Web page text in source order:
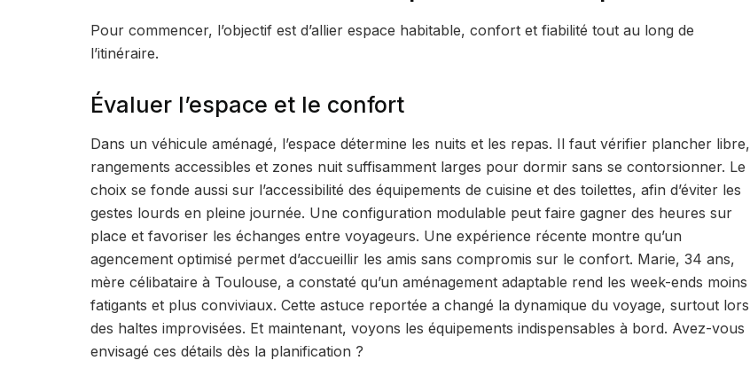
Pour commencer, l’objectif est d’allier espace habitable, confort et fiabilité tout au long de
l’itinéraire.
Évaluer l’espace et le confort
Dans un véhicule aménagé, l’espace détermine les nuits et les repas. Il faut vérifier plancher libre,
rangements accessibles et zones nuit suffisamment larges pour dormir sans se contorsionner. Le
choix se fonde aussi sur l’accessibilité des équipements de cuisine et des toilettes, afin d’éviter les
gestes lourds en pleine journée. Une configuration modulable peut faire gagner des heures sur
place et favoriser les échanges entre voyageurs. Une expérience récente montre qu’un
agencement optimisé permet d’accueillir les amis sans compromis sur le confort. Marie, 34 ans,
mère célibataire à Toulouse, a constaté qu’un aménagement adaptable rend les week-ends moins
fatigants et plus conviviaux. Cette astuce reportée a changé la dynamique du voyage, surtout lors
des haltes improvisées. Et maintenant, voyons les équipements indispensables à bord. Avez-vous
envisagé ces détails dès la planification ?